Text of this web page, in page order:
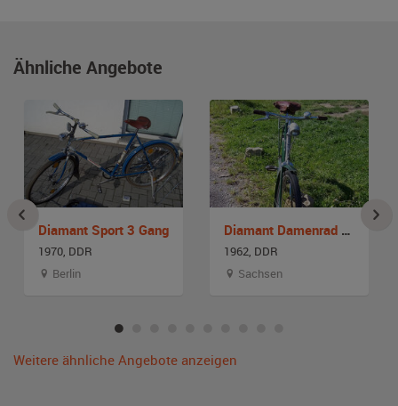
Ähnliche Angebote
Diamant Sport 3 Gang
1970, DDR
Berlin
Diamant Damenrad 26 Zoll
1962, DDR
Sachsen
Weitere ähnliche Angebote anzeigen